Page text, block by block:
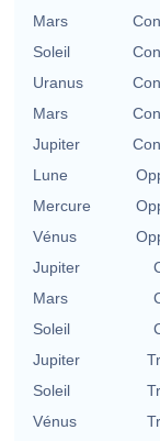
Mars
Soleil
Uranus
Mars
Jupiter
Lune
Mercure
Vénus
Jupiter
Mars
Soleil
Jupiter
Soleil
Vénus